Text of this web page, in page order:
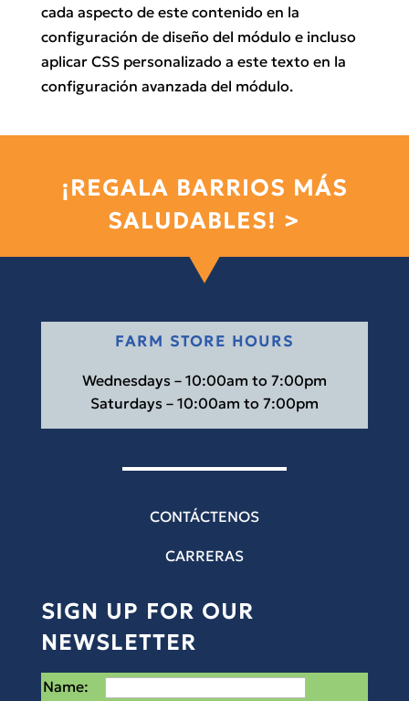
cada aspecto de este contenido en la
configuración de diseño del módulo e incluso
aplicar CSS personalizado a este texto en la
configuración avanzada del módulo.
¡REGALA BARRIOS MÁS
SALUDABLES! >
FARM STORE HOURS
Wednesdays – 10:00am to 7:00pm
Saturdays – 10:00am to 7:00pm
CONTÁCTENOS
CARRERAS
SIGN UP FOR OUR
NEWSLETTER
Name: